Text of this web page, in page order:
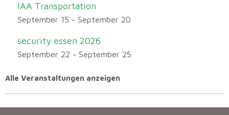
IAA Transportation
September 15 - September 20
security essen 2026
September 22 - September 25
Alle Veranstaltungen anzeigen